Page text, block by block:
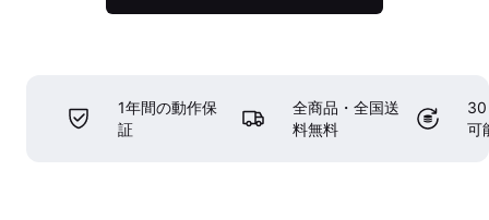
1年間の動作保
証
全商品・全国送
料無料
30
可